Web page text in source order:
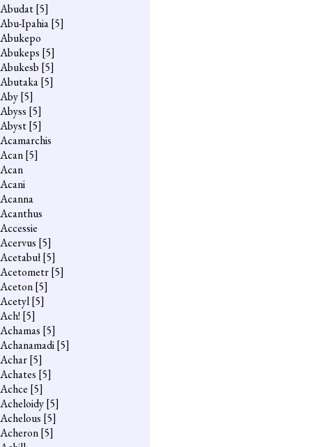
Abudat[5]
Abu-Ipahia[5]
Abukepo
Abukeps [5]
Abukesb [5]
Abutaka[5]
Aby[5]
Abyss [5]
Abyst[5]
Acamarchis
Acan[5]
Acan
Acani
Acanna
Acanthus
Accessie
Acervus [5]
Acetabuł[5]
Acetometr[5]
Aceton[5]
Acetyl[5]
Ach! [5]
Achamas [5]
Achanamadi[5]
Achar[5]
Achates [5]
Achce [5]
Acheloidy[5]
Achelous [5]
Acheron[5]